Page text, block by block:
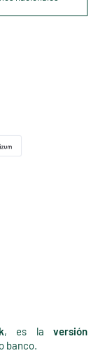
, es laversión
banco.